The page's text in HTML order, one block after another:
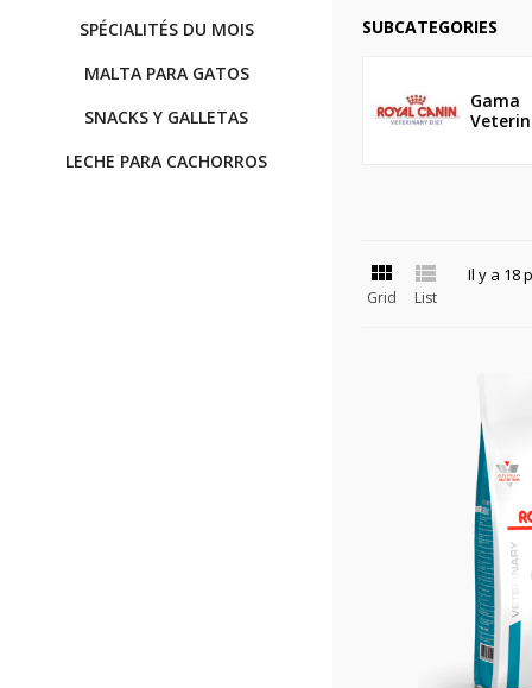
SPÉCIALITÉS DU MOIS
MALTA PARA GATOS
SNACKS Y GALLETAS
LECHE PARA CACHORROS
SUBCATEGORIES
Gama

Grid

List
Il y a 18